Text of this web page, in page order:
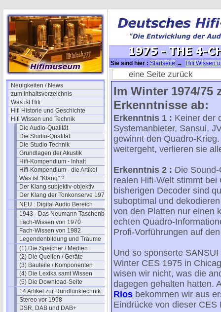
Neuigkeiten / News
zum Inhaltsverzeichnis
Was ist Hifi
Hifi Historie und Geschichte
Hifi Wissen und Technik
Die Audio-Qualität
Die Studio-Qualität
Die Studio Technik
Grundlagen der Akustik
Hifi-Kompendium - Inhalt
Hifi-Kompendium - die Artikel
Was ist "Klang" ?
Der Klang subjektiv-objektiv
Der Klang der Tonkonserve 1979
NEU : Digital Audio Bereich
1943 - Das Neumann Taschenbuch
Fach-Wissen von 1970
Fach-Wissen von 1982
Legendenbildung und Träume
(1) Die Speicher / Medien
(2) Die Quellen / Geräte
(3) Bauteile / Komponenten
(4) Die Lexika samt Wissen
(5) Die Download-Seite
14 Artikel zur Rundfunktechnik
Stereo vor 1958
DSR, DAB und DAB+
Sie sind hier : Startseite →
Hifi Wissen
CHANNEL SCENE
eine Seite zurück
Im Winter 1974/75
Erkenntnisse ab:
Erkenntnis 1 : Keiner der
Systemanbieter, Sansui,
gewinnt den Quadro-
weitergeht, verlieren sie
Erkenntnis 2 : Die
realen Hifi-Welt stimmt bei
bisherigen Decoder sind
suboptimal und
von den Platten nur einen
echten Quadro-
Profi-Vorführungen auf
Und so sponserte
Winter CES 1975 in
wisen wir nicht, was die
dagegen gehalten hatten.
Rios bekommen wir aus
Eindrücke von dieser CES